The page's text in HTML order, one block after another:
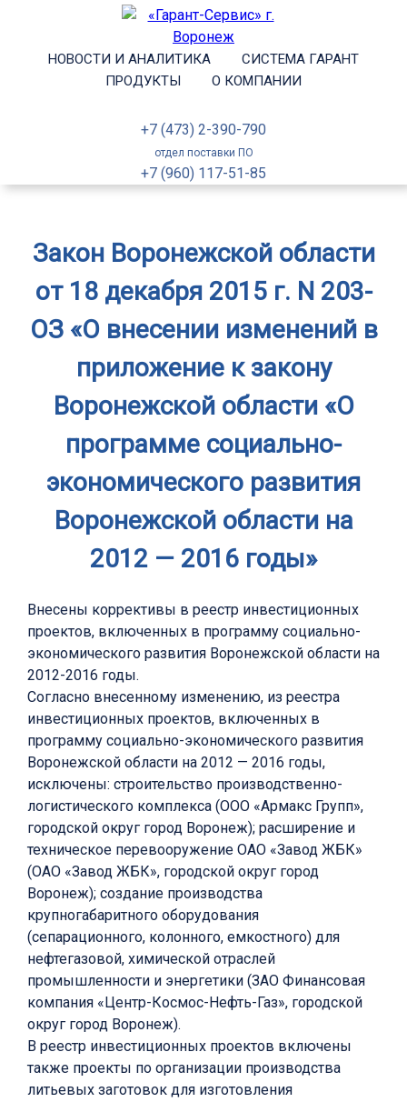
НОВОСТИ И АНАЛИТИКА
СИСТЕМА ГАРАНТ
ПРОДУКТЫ
О КОМПАНИИ
+7 (473) 2-390-790
отдел поставки ПО
+7 (960) 117-51-85
Закон Воронежской области
от 18 декабря 2015 г. N 203-
ОЗ «О внесении изменений в
приложение к закону
Воронежской области «О
программе социально-
экономического развития
Воронежской области на
2012 — 2016 годы»
Внесены коррективы в реестр инвестиционных
проектов, включенных в программу социально-
экономического развития Воронежской области на
2012-2016 годы.
Согласно внесенному изменению, из реестра
инвестиционных проектов, включенных в
программу социально-экономического развития
Воронежской области на 2012 — 2016 годы,
исключены: строительство производственно-
логистического комплекса (ООО «Армакс Групп»,
городской округ город Воронеж); расширение и
техническое перевооружение ОАО «Завод ЖБК»
(ОАО «Завод ЖБК», городской округ город
Воронеж); создание производства
крупногабаритного оборудования
(сепарационного, колонного, емкостного) для
нефтегазовой, химической отраслей
промышленности и энергетики (ЗАО Финансовая
компания «Центр-Космос-Нефть-Газ», городской
округ город Воронеж).
В реестр инвестиционных проектов включены
также проекты по организации производства
литьевых заготовок для изготовления